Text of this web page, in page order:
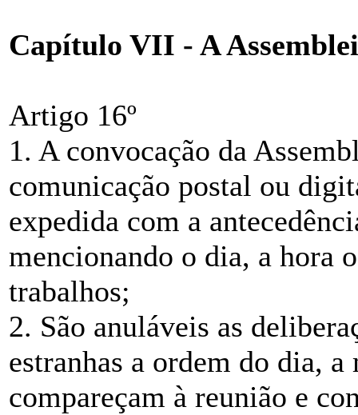
Capítulo VII - A
Artigo 16º
1. A convocação da
comunicação postal ou
expedida com a
mencionando o dia, a hora
trabalhos;
2. São anuláveis as
estranhas a ordem do dia, a
compareçam à reunião e